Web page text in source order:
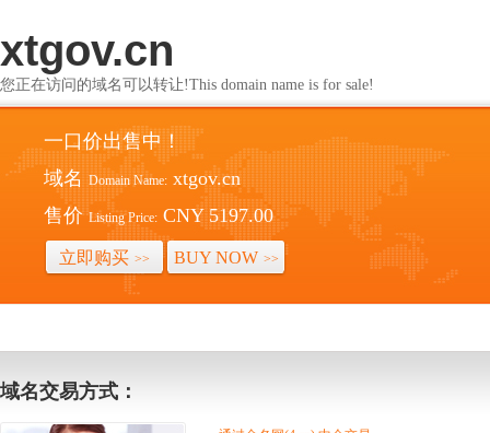
xtgov.cn
您正在访问的域名可以转让!This domain name is for sale!
一口价出售中！
域名 Domain Name: xtgov.cn
售价 Listing Price: CNY 5197.00
立即购买 >> BUY NOW >>
域名交易方式：